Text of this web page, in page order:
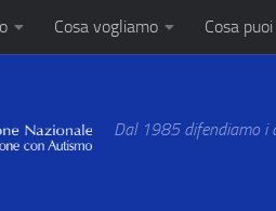
Cosa vogliamo Cosa
Dal 1985 difendiamo i